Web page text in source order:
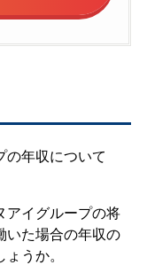
の年収について
アイグループの将
いた場合の年収の
うか。